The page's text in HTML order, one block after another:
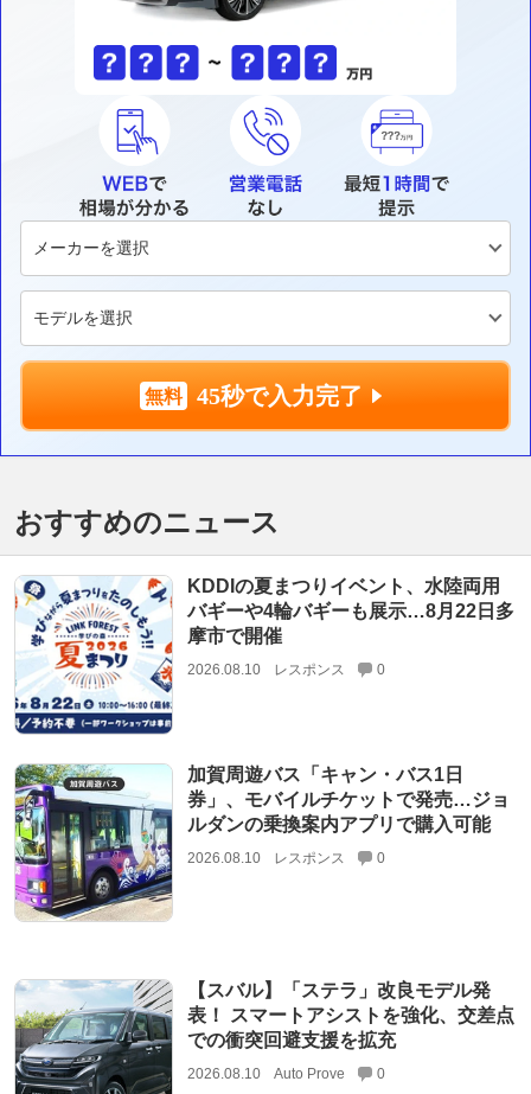
45秒で入力完了
おすすめのニュース
KDDIの夏まつりイベント、水陸両用
バギーや4輪バギーも展示…8月22日多
摩市で開催
2026.08.10 レスポンス 0
加賀周遊バス「キャン・バス1日
券」、モバイルチケットで発売…ジョ
ルダンの乗換案内アプリで購入可能
2026.08.10 レスポンス 0
【スバル】「ステラ」改良モデル発
表！ スマートアシストを強化、交差点
での衝突回避支援を拡充
2026.08.10 Auto Prove 0